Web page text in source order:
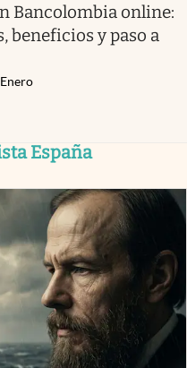
Bancolombia online:
beneficios y paso a
España